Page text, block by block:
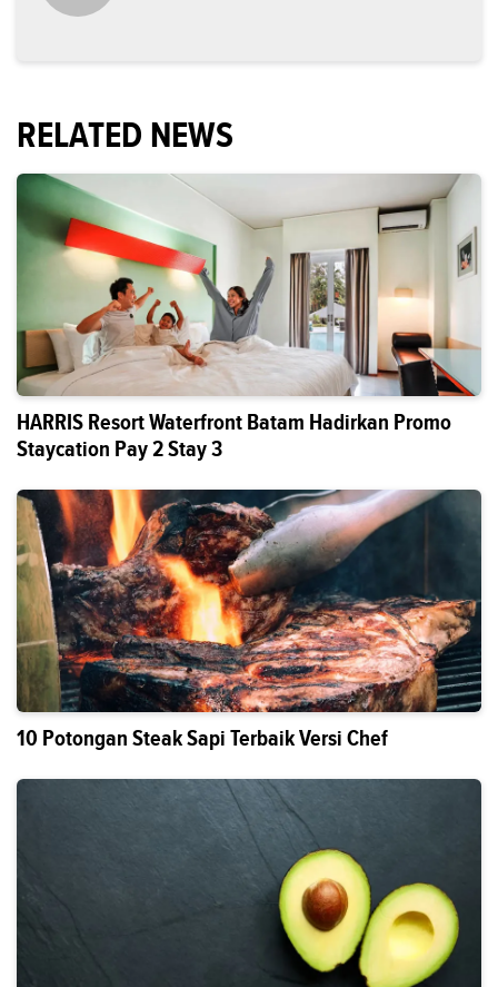
RELATED NEWS
HARRIS Resort Waterfront Batam Hadirkan Promo
Staycation Pay 2 Stay 3
10 Potongan Steak Sapi Terbaik Versi Chef